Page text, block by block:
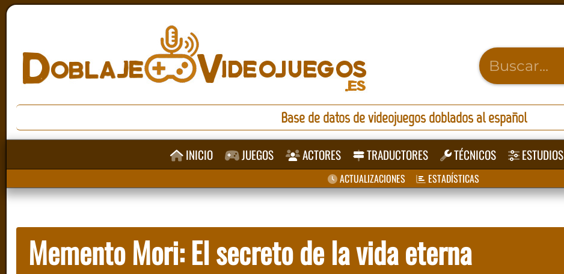
Base de datos de videojuegos doblados al español
INICIO JUEGOS ACTORES TRADUCTORES TÉCNICOS ESTUDIOS
ACTUALIZACIONES ESTADÍSTICAS
Memento Mori: El secreto de la vida eterna